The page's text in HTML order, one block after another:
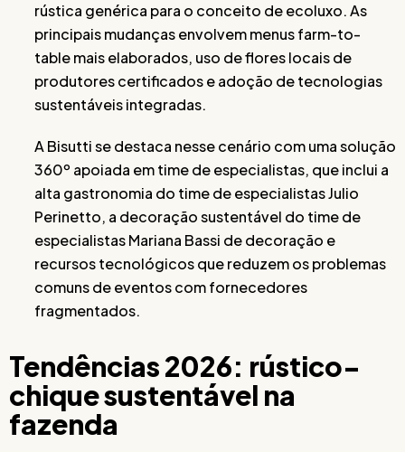
rústica genérica para o conceito de ecoluxo. As
principais mudanças envolvem menus farm-to-
table mais elaborados, uso de flores locais de
produtores certificados e adoção de tecnologias
sustentáveis integradas.
A Bisutti se destaca nesse cenário com uma solução
360º apoiada em time de especialistas, que inclui a
alta gastronomia do time de especialistas Julio
Perinetto, a decoração sustentável do time de
especialistas Mariana Bassi de decoração e
recursos tecnológicos que reduzem os problemas
comuns de eventos com fornecedores
fragmentados.
Tendências 2026: rústico-
chique sustentável na
fazenda